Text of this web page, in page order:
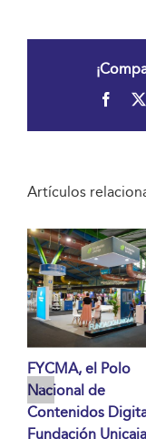
Artículos
FYCMA, el Polo
Nacional de
Contenidos
Fundación Unicaja